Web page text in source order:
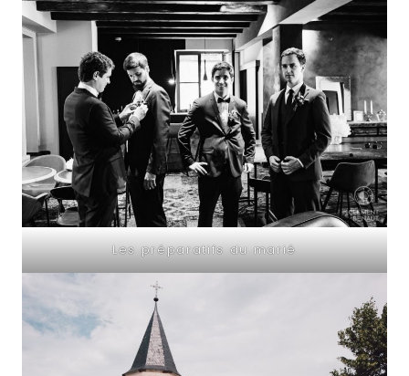
Les préparatifs du marié